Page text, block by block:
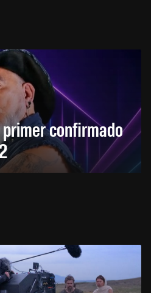
confirmado